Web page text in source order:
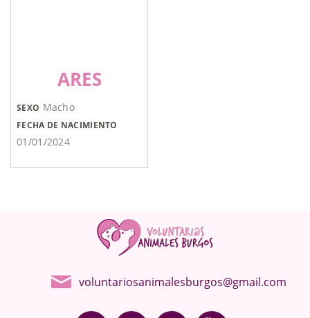
ARES
SEXO Macho
FECHA DE NACIMIENTO
01/01/2024
voluntariosanimalesburgos@gmail.com